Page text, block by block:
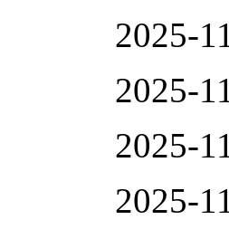
2025-
2025-
2025-
2025-